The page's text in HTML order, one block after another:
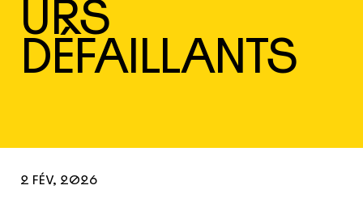
URS
DÉFAILLANTS
2 FÉV, 2026